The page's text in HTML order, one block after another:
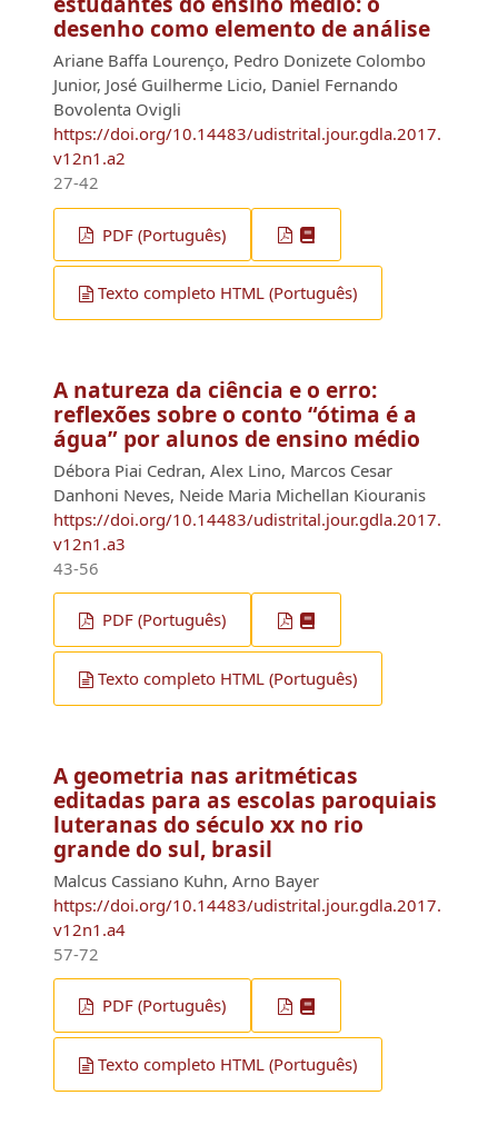
desenho como elemento de análise
Ariane Baffa Lourenço, Pedro Donizete Colombo
Junior, José Guilherme Licio, Daniel Fernando
Bovolenta Ovigli
https://doi.org/10.14483/udistrital.jour.gdla.2017.
v12n1.a2
27-42
PDF (Português)
Texto completo HTML (Português)
A natureza da ciência e o erro:
reflexões sobre o conto “ótima é a
água” por alunos de ensino médio
Débora Piai Cedran, Alex Lino, Marcos Cesar
Danhoni Neves, Neide Maria Michellan Kiouranis
https://doi.org/10.14483/udistrital.jour.gdla.2017.
v12n1.a3
43-56
PDF (Português)
Texto completo HTML (Português)
A geometria nas aritméticas
editadas para as escolas paroquiais
luteranas do século xx no rio
grande do sul, brasil
Malcus Cassiano Kuhn, Arno Bayer
https://doi.org/10.14483/udistrital.jour.gdla.2017.
v12n1.a4
57-72
PDF (Português)
Texto completo HTML (Português)